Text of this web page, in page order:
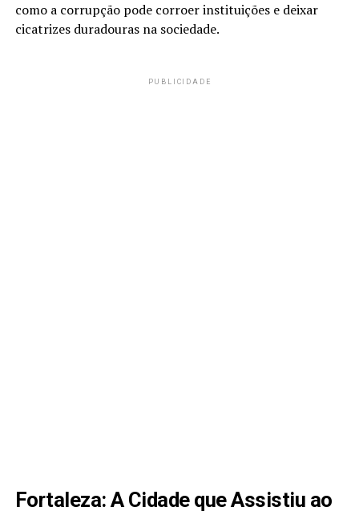
como a corrupção pode corroer instituições e deixar
cicatrizes duradouras na sociedade.
PUBLICIDADE
Fortaleza: A Cidade que Assistiu ao